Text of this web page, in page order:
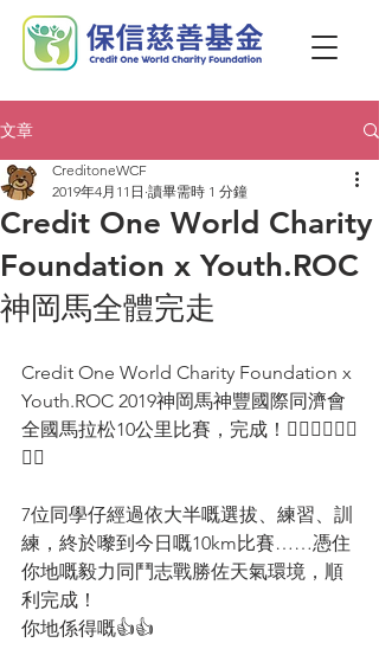
文章
Credit One World Charity
Foundation x Youth.ROC
神岡馬全體完走
CreditoneWCF
2019年4月11日 讀畢需時 1 分鐘
Credit One World Charity Foundation x
Youth.ROC 2019神岡馬神豐國際同濟會
全國馬拉松10公里比賽，完成！🏃‍♀️🏃‍♂️🏃‍♀️
🏃‍♂️
7位同學仔經過依大半嘅選拔、練習、訓
練，終於嚟到今日嘅10km比賽……憑住
你地嘅毅力同鬥志戰勝佐天氣環境，順
利完成！
你地係得嘅👍👍